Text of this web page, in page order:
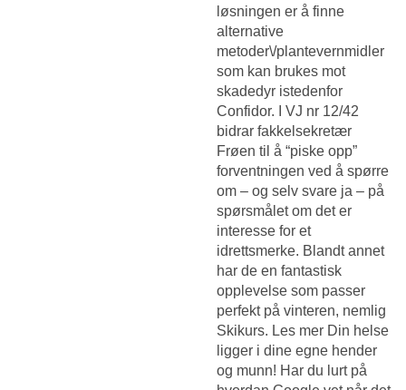
løsningen er å finne
alternative
metoder\/plantevernmidler
som kan brukes mot
skadedyr istedenfor
Confidor. I VJ nr 12/42
bidrar fakkelsekretær
Frøen til å “piske opp”
forventningen ved å spørre
om – og selv svare ja – på
spørsmålet om det er
interesse for et
idrettsmerke. Blandt annet
har de en fantastisk
opplevelse som passer
perfekt på vinteren, nemlig
Skikurs. Les mer Din helse
ligger i dine egne hender
og munn! Har du lurt på